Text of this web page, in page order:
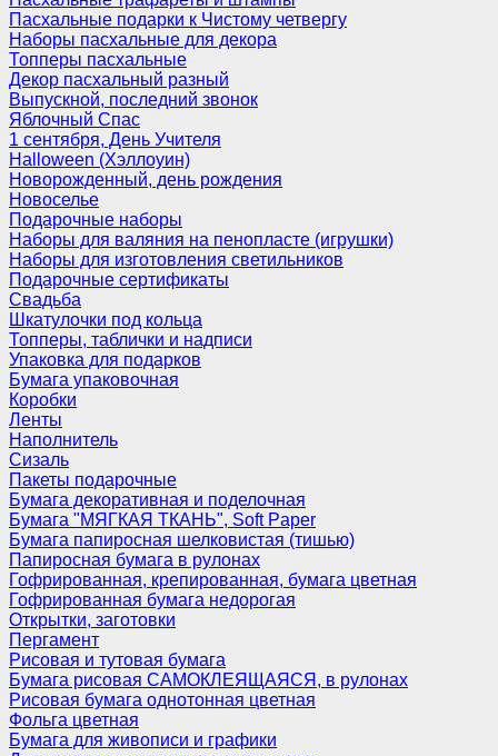
Пасхальные подарки к Чистому четвергу
Наборы пасхальные для декора
Топперы пасхальные
Декор пасхальный разный
Выпускной, последний звонок
Яблочный Спас
1 сентября, День Учителя
Halloween (Хэллоуин)
Новорожденный, день рождения
Новоселье
Подарочные наборы
Наборы для валяния на пенопласте (игрушки)
Наборы для изготовления светильников
Подарочные сертификаты
Свадьба
Шкатулочки под кольца
Топперы, таблички и надписи
Упаковка для подарков
Бумага упаковочная
Коробки
Ленты
Наполнитель
Сизаль
Пакеты подарочные
Бумага декоративная и поделочная
Бумага "МЯГКАЯ ТКАНЬ", Soft Paper
Бумага папиросная шелковистая (тишью)
Папиросная бумага в рулонах
Гофрированная, крепированная, бумага цветная
Гофрированная бумага недорогая
Открытки, заготовки
Пергамент
Рисовая и тутовая бумага
Бумага рисовая САМОКЛЕЯЩАЯСЯ, в рулонах
Рисовая бумага однотонная цветная
Фольга цветная
Бумага для живописи и графики